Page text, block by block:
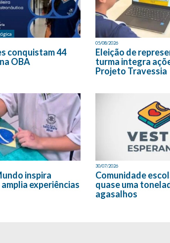
conquistam 44
OBA
05/08/2026
Eleição de
turma integra
Projeto Travessia
inspira
experiências
30/07/2026
Comunidade
quase uma
agasalhos